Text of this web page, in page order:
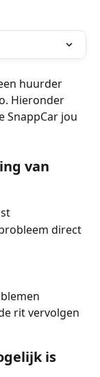
huurder
Hieronder
SnappCar jou
van
direct
rit vervolgen
is